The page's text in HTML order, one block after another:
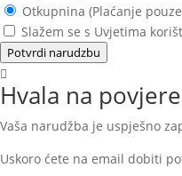
Otkupnina (Plaćanje
Slažem se s Uvjetima
Potvrdi narudzbu
Hvala na
Vaša narudžba je uspješno
Uskoro ćete na email dobiti